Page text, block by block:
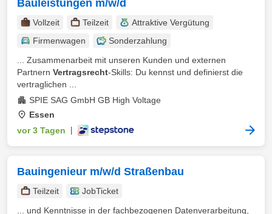
Bauleistungen m/w/d
Vollzeit Teilzeit
Attraktive Vergütung
Firmenwagen
Sonderzahlung
... Zusammenarbeit mit unseren Kunden und externen
Partnern Vertragsrecht-Skills: Du kennst und definierst die
vertraglichen ...
SPIE SAG GmbH GB High Voltage
Essen
vor 3 Tagen
Bauingenieur m/w/d Straßenbau
Teilzeit
JobTicket
... und Kenntnisse in der fachbezogenen Datenverarbeitung,